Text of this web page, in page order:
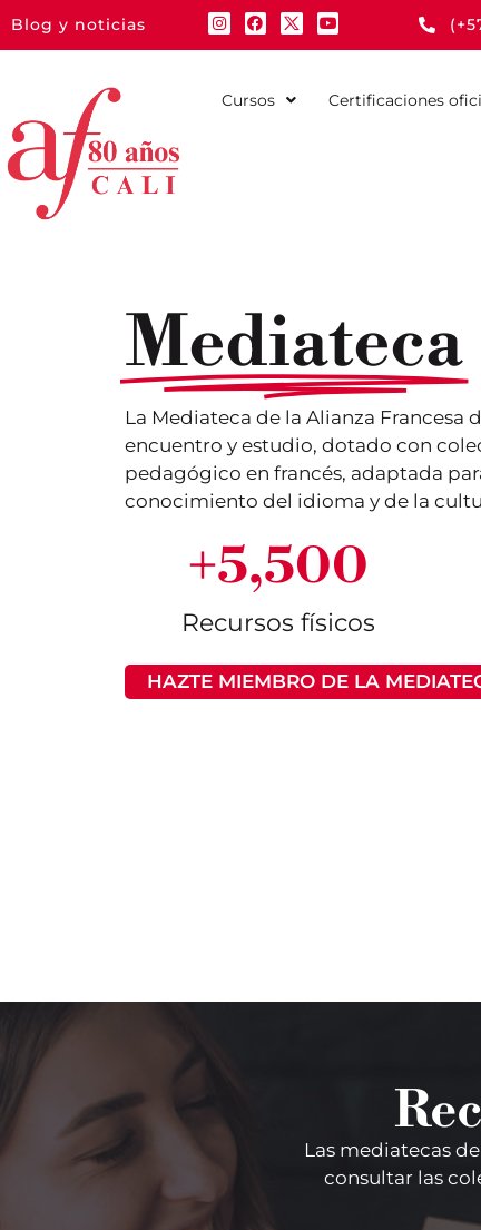
Blog y noticias
Cursos Certificaciones
Mediateca
La Mediateca de la Alianza Francesa
encuentro y estudio, dotado con
pedagógico en francés, adaptada
conocimiento del idioma y de la
Recursos físicos
+5,500
HAZTE MIEMBRO DE LA
Las mediatecas
consultar las